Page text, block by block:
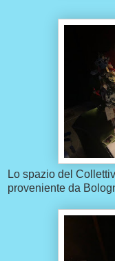
Lo spazio del
proveniente da